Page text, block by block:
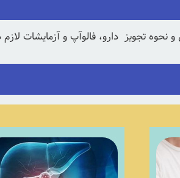
تجویز دارو، فالوآپ و آزمایشات لازم